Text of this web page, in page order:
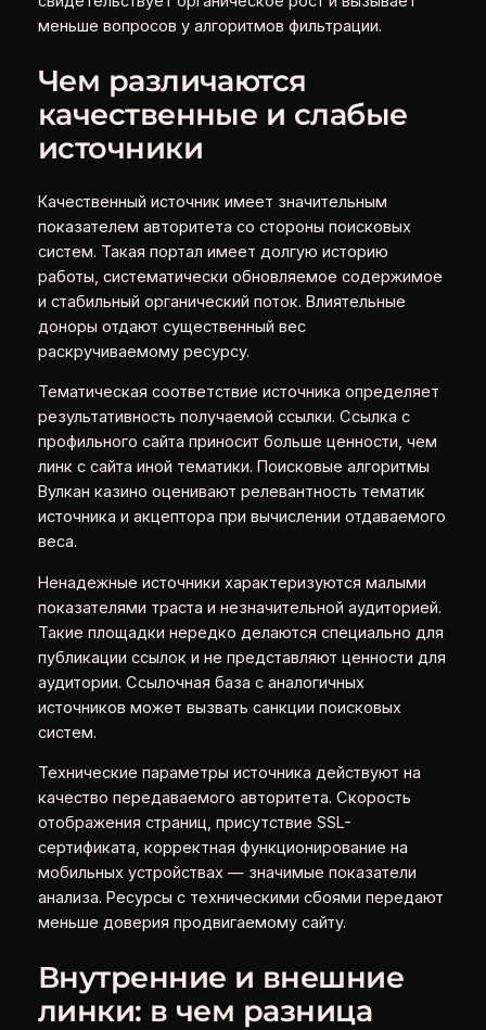
меньше вопросов у алгоритмов фильтрации.
Чем различаются
качественные и слабые
источники
Качественный источник имеет значительным
показателем авторитета со стороны поисковых
систем. Такая портал имеет долгую историю
работы, систематически обновляемое содержимое
и стабильный органический поток. Влиятельные
доноры отдают существенный вес
раскручиваемому ресурсу.
Тематическая соответствие источника определяет
результативность получаемой ссылки. Ссылка с
профильного сайта приносит больше ценности, чем
линк с сайта иной тематики. Поисковые алгоритмы
Вулкан казино оценивают релевантность тематик
источника и акцептора при вычислении отдаваемого
веса.
Ненадежные источники характеризуются малыми
показателями траста и незначительной аудиторией.
Такие площадки нередко делаются специально для
публикации ссылок и не представляют ценности для
аудитории. Ссылочная база с аналогичных
источников может вызвать санкции поисковых
систем.
Технические параметры источника действуют на
качество передаваемого авторитета. Скорость
отображения страниц, присутствие SSL-
сертификата, корректная функционирование на
мобильных устройствах — значимые показатели
анализа. Ресурсы с техническими сбоями передают
меньше доверия продвигаемому сайту.
Внутренние и внешние
линки: в чем разница